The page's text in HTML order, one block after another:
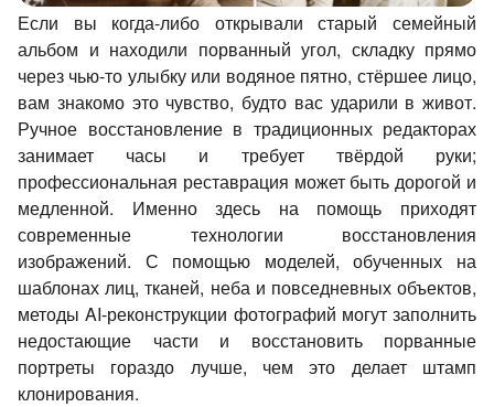
Если вы когда-либо открывали старый семейный
альбом и находили порванный угол, складку прямо
через чью-то улыбку или водяное пятно, стёршее лицо,
вам знакомо это чувство, будто вас ударили в живот.
Ручное восстановление в традиционных редакторах
занимает часы и требует твёрдой руки;
профессиональная реставрация может быть дорогой и
медленной. Именно здесь на помощь приходят
современные технологии восстановления
изображений. С помощью моделей, обученных на
шаблонах лиц, тканей, неба и повседневных объектов,
методы AI-реконструкции фотографий могут заполнить
недостающие части и восстановить порванные
портреты гораздо лучше, чем это делает штамп
клонирования.